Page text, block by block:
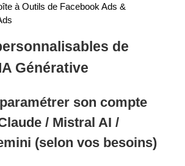
à Outils de Facebook Ads &
de
Générative
son compte
/ Mistral AI /
(selon vos besoins)